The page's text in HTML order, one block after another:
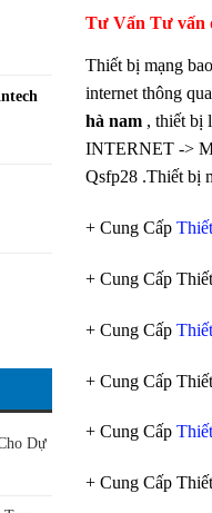
Dự
Tư Vấn Tư vấn
Thiết bị mạng
internet thông
hà nam , thiết bị
INTERNET ->
Qsfp28 .Thiết bị
+ Cung Cấp
+ Cung Cấp
+ Cung Cấp
+ Cung Cấp
+ Cung Cấp
+ Cung Cấp